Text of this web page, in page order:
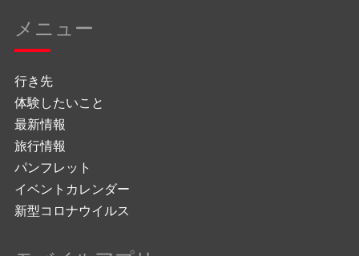
メニュー
行き先
体験したいこと
最新情報
旅行情報
パンフレット
イベントカレンダー
新型コロナウイルス